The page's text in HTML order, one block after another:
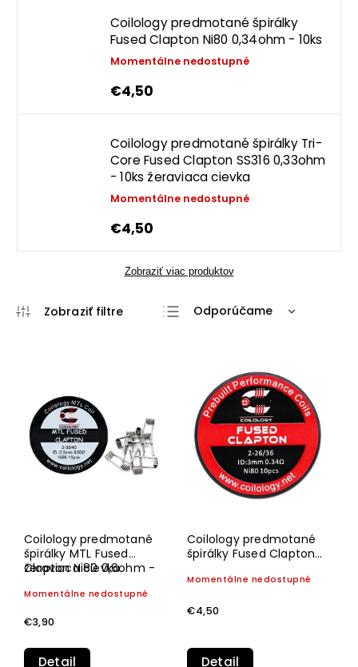
Coilology predmotané špirálky
Fused Clapton Ni80 0,34ohm - 10ks
Momentálne nedostupné
€4,50
Coilology predmotané špirálky Tri-
Core Fused Clapton SS316 0,33ohm
- 10ks žeraviaca cievka
Momentálne nedostupné
€4,50
Zobraziť viac produktov
Odporúčame
Najpredávanejšie
Abecedne
Coilology predmotané
špirálky MTL Fused
Clapton Ni80 0,6ohm -
žeraviaca cievka
Momentálne nedostupné
€3,90
Detail
Coilology predmotané
špirálky Fused Clapton
Momentálne nedostupné
€4,50
Detail